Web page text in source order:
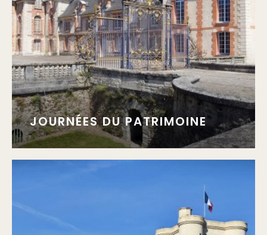
JOURNÉES DU PATRIMOINE